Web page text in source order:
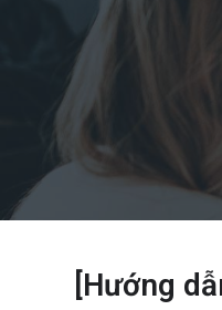
[Hướng